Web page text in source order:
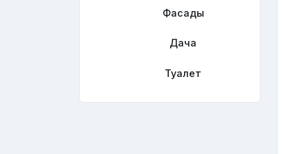
Фасады
Дача
Туалет